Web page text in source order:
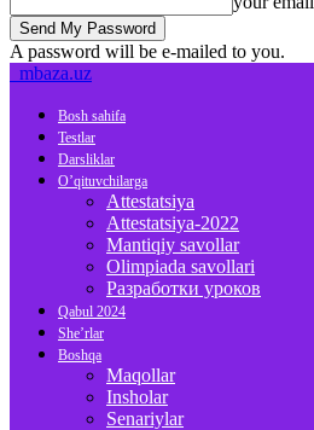
A password will be e-mailed to you.
mbaza.uz
Bosh sahifa
Testlar
Darsliklar
O’qituvchilarga
Attestatsiya
Attestatsiya-2022
Mantiqiy savollar
Olimpiada savollari
Разработки уроков
Qabul 2024
She’rlar
Boshqa
Maqollar
Insholar
Senariylar